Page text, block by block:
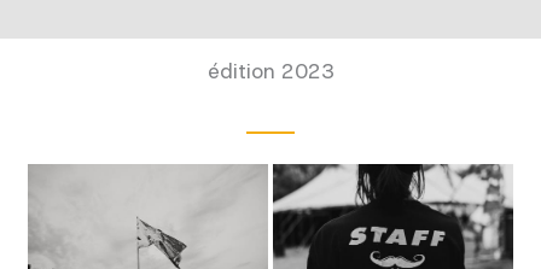
édition 2023